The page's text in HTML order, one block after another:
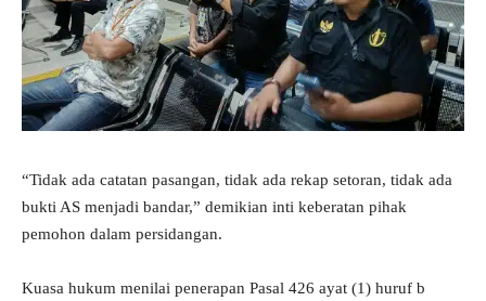
“Tidak ada catatan pasangan, tidak ada rekap setoran, tidak ada
bukti AS menjadi bandar,” demikian inti keberatan pihak
pemohon dalam persidangan.
Kuasa hukum menilai penerapan Pasal 426 ayat (1) huruf b